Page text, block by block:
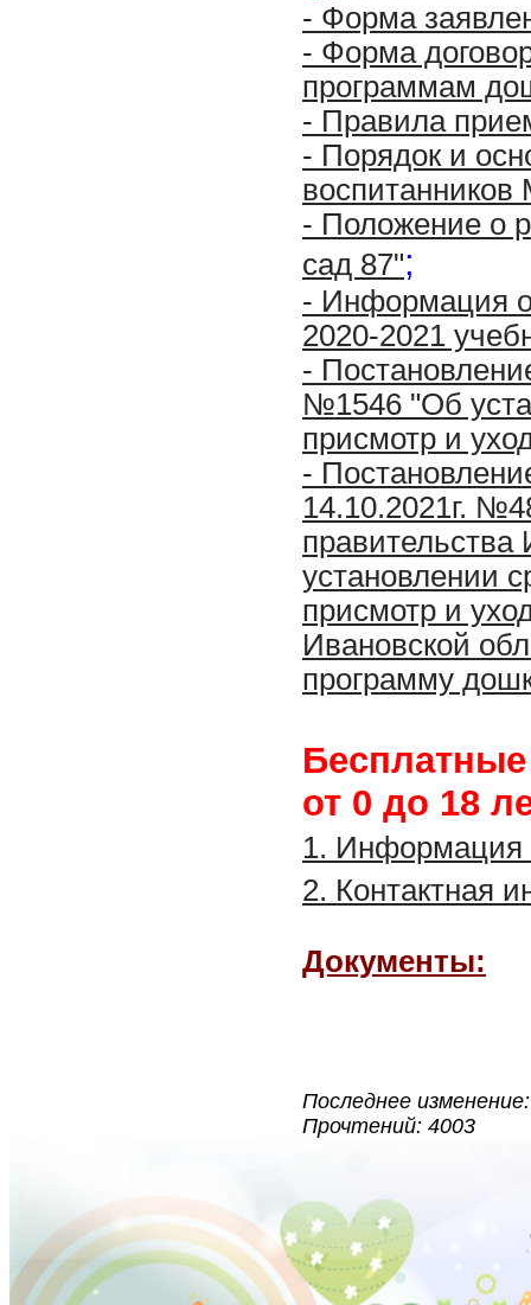
- Форма
- Форма
программам
- Правила
- Порядок и
- Положение о
сад 87";
- Информация
2020-2021
-
№1546 "Об
присмотр и
-
14.10.2021г.
установлении
присмотр и
Ивановской
программу
Бесплатные
от 0 до 18
1. Информация
2. Контактная
Документы:
Последнее
Прочтений: 4003